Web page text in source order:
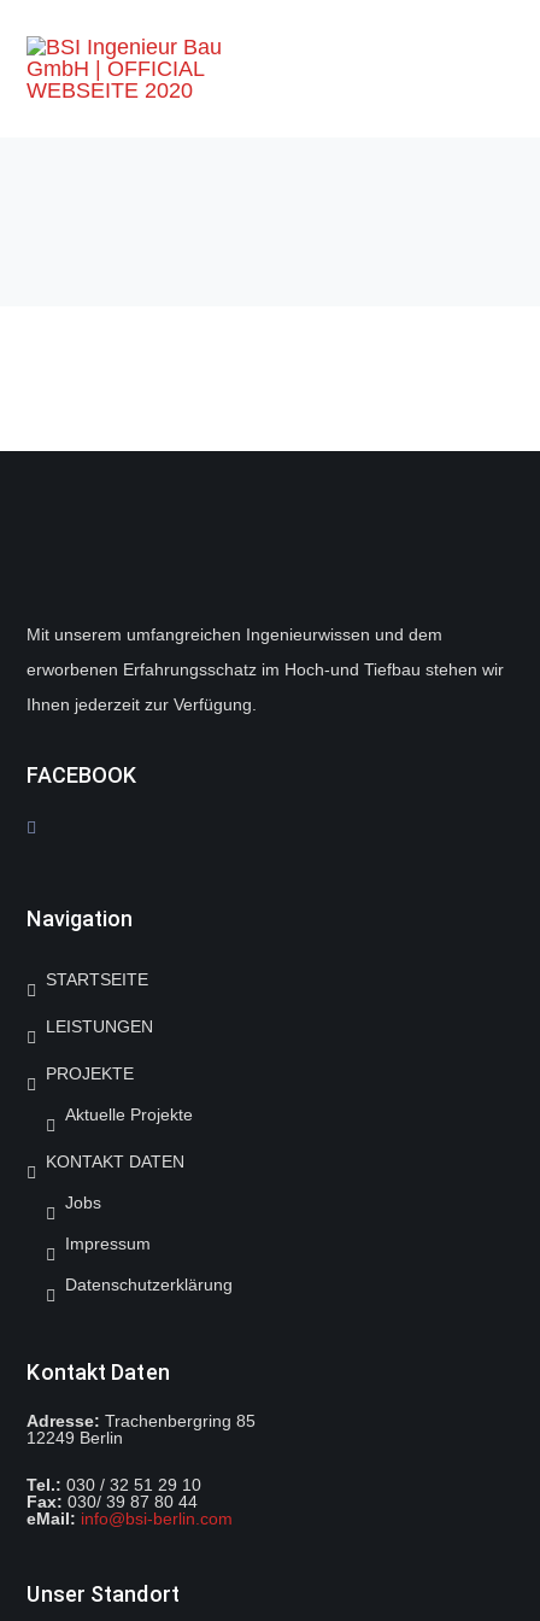
Mit unserem umfangreichen Ingenieurwissen und dem
erworbenen Erfahrungsschatz im Hoch-und Tiefbau stehen wir
Ihnen jederzeit zur Verfügung.
FACEBOOK
Navigation
STARTSEITE
LEISTUNGEN
PROJEKTE
Aktuelle Projekte
KONTAKT DATEN
Jobs
Impressum
Datenschutzerklärung
Kontakt Daten
Adresse: Trachenbergring 85
12249 Berlin
Tel.: 030 / 32 51 29 10
Fax: 030/ 39 87 80 44
eMail: info@bsi-berlin.com
Unser Standort
Laden der
Karte
akzeptieren
von
OpenStreetMap